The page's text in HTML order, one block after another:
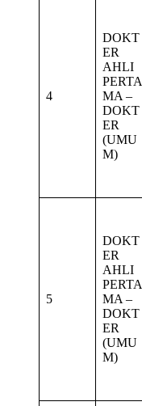
4
DOKT
ER
AHLI
PERTA
MA –
DOKT
ER
(UMU
M)
5
DOKT
ER
AHLI
PERTA
MA –
DOKT
ER
(UMU
M)